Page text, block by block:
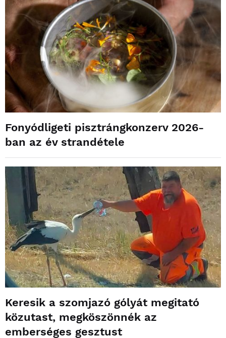
Fonyódligeti pisztrángkonzerv 2026-
ban az év strandétele
Keresik a szomjazó gólyát megitató
közutast, megköszönnék az
emberséges gesztust